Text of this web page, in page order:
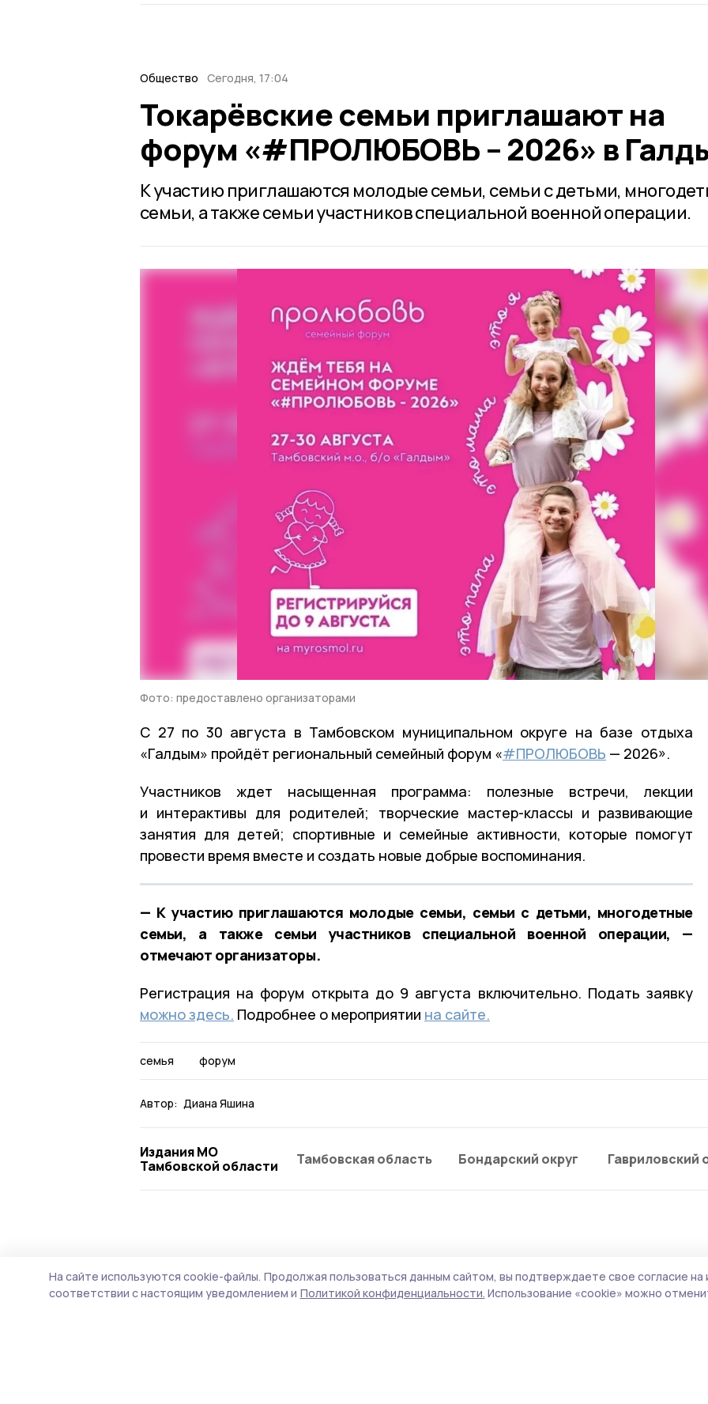
Общество Сегодня, 17:04
Токарёвские семьи приглашают на
форум «#ПРОЛЮБОВЬ – 2026» в
К участию приглашаются молодые семьи, семьи с детьми,
семьи, а также семьи участников специальной военной операции.
Фото: предоставлено организаторами
С 27 по 30 августа в Тамбовском муниципальном округе на базе отдыха
«Галдым» пройдёт региональный семейный форум «#ПРОЛЮБОВЬ — 2026».
Участников ждет насыщенная программа: полезные встречи, лекции
и интерактивы для родителей; творческие мастер-классы и развивающие
занятия для детей; спортивные и семейные активности, которые помогут
провести время вместе и создать новые добрые воспоминания.
— К участию приглашаются молодые семьи, семьи с детьми, многодетные
семьи, а также семьи участников специальной военной операции, —
отмечают организаторы.
Регистрация на форум открыта до 9 августа включительно. Подать заявку
можно здесь. Подробнее о мероприятии на сайте.
семья форум
Автор: Диана Яшина
Издания МО
Тамбовской области
Тамбовская область Бондарский округ Гавриловский
Мониторинг цен на продукты начнут
На сайте используются cookie-файлы. Продолжая пользоваться данным сайтом, вы подтверждаете свое согласие на
соответствии с настоящим уведомлением и Политикой конфиденциальности. Использование «cookie» можно